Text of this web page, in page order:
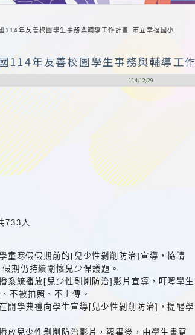
114年友善校園學生事務與輔導工作計畫 市立幸福國小
114年友善校園學生事務與輔導工
114/12/29
733人
寒假假期前的[兒少性剝削防治]宣導，協請
期仍持續關懷兒少保議題。
統播放[兒少性剝削防治]影片宣導，叮嚀學生
不被拍照、不上傳。
學典禮向學生宣導[兒少性剝削防治]，提醒
兒少性剝削防治影片，觀畢後，由學生書寫